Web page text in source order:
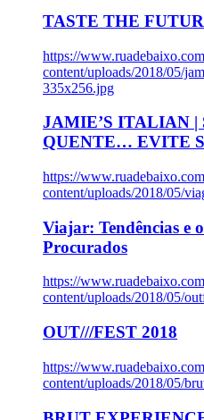
TASTE THE
https://
content/uploads/2018/05/
335x256.jpg
JAMIE’S ITALIAN |
QUENTE… EVITE
https://
content/uploads/2018/05/
Viajar: Tendências e
Procurados
https://
content/uploads/2018/05/
OUT///FEST 2018
https://
content/uploads/2018/05/